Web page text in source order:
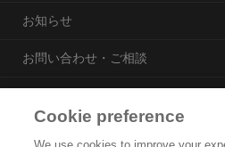
お知らせ
お問い合わせ・ご相談
Cookie preference